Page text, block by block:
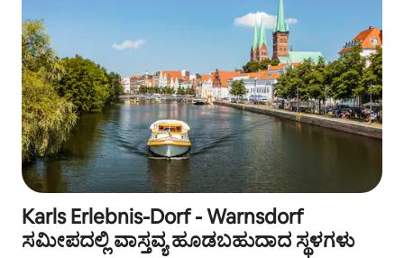
Karls Erlebnis-Dorf - Warnsdorf
ಸಮೀಪದಲ್ಲಿ ವಾಸ್ತವ್ಯ ಹೂಡಬಹುದಾದ ಸ್ಥಳಗಳು